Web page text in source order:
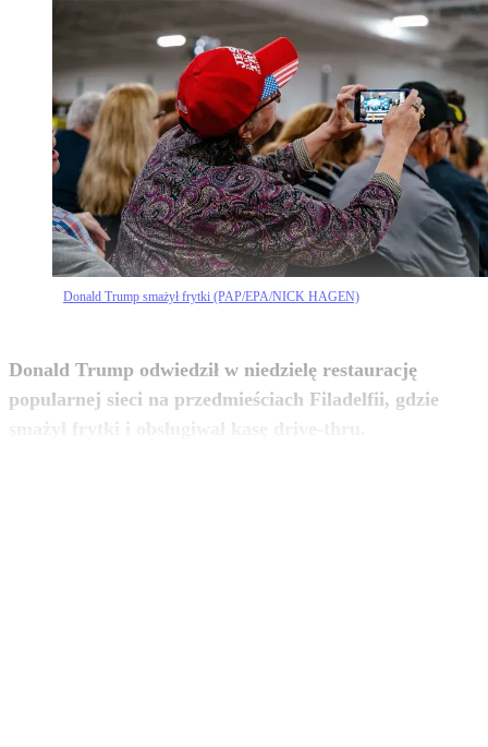
Donald Trump smażył frytki (PAP/EPA/NICK HAGEN)
Donald Trump odwiedził w niedzielę restaurację
popularnej sieci na przedmieściach Filadelfii, gdzie
smażył frytki i obsługiwał kasę drive-thru.
zobacz więcej